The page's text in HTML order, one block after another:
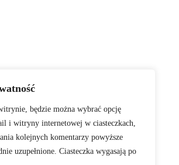
będzie można wybrać opcję
i witryny internetowej w ciasteczkach,
kolejnych komentarzy powyższe
uzupełnione. Ciasteczka wygasają po